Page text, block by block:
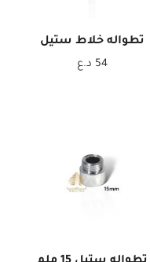
تطواله خلاط ستيل
54 د.ع